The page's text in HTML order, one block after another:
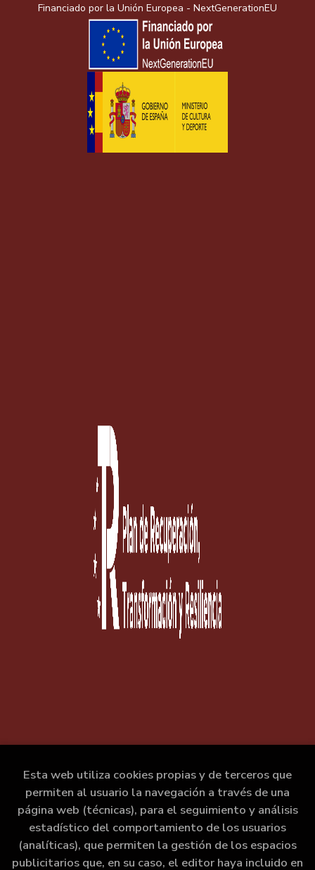
Financiado por la Unión Europea - NextGenerationEU
Esta web utiliza cookies propias y de terceros que
permiten al usuario la navegación a través de una
página web (técnicas), para el seguimiento y análisis
estadístico del comportamiento de los usuarios
(analíticas), que permiten la gestión de los espacios
publicitarios que, en su caso, el editor haya incluido en